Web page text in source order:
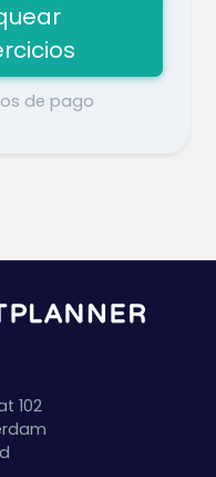
de pago
102